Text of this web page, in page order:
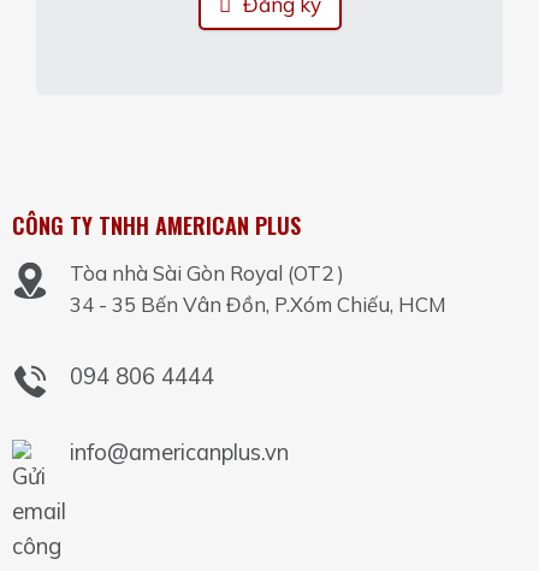
CÔNG TY TNHH AMERICAN PLUS
Tòa nhà Sài Gòn Royal (OT2 )
34 - 35 Bến Vân Đồn, P.Xóm Chiếu, HCM
094 806 4444
info@americanplus.vn